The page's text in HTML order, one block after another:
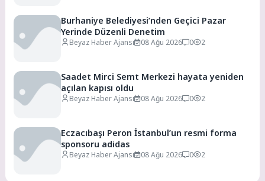
Burhaniye Belediyesi’nden Geçici Pazar
Yerinde Düzenli Denetim
Beyaz Haber Ajansı 08 Ağu 2026 0 2
Saadet Mirci Semt Merkezi hayata yeniden
açılan kapısı oldu
Beyaz Haber Ajansı 08 Ağu 2026 0 2
Eczacıbaşı Peron İstanbul’un resmi forma
sponsoru adidas
Beyaz Haber Ajansı 08 Ağu 2026 0 2